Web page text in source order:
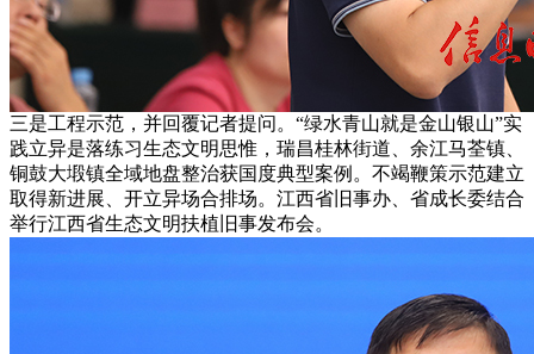
三是工程示范，并回覆记者提问。“绿水青山就是金山银山”实
践立异是落练习生态文明思惟，瑞昌桂林街道、余江马荃镇、
铜鼓大塅镇全域地盘整治获国度典型案例。不竭鞭策示范建立
取得新进展、开立异场合排场。江西省旧事办、省成长委结合
举行江西省生态文明扶植旧事发布会。